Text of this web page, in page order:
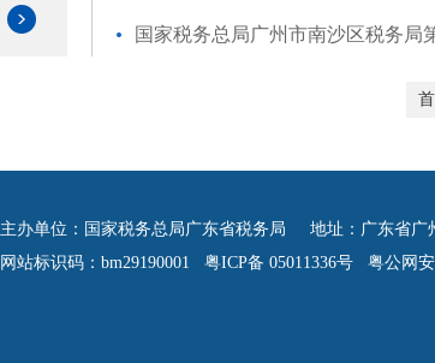
国家税务总局广州市南沙区税务局
主办单位：国家税务总局广东省税务局 地址：广东省广
网站标识码：bm29190001 粤ICP备 05011336号 粤公网安